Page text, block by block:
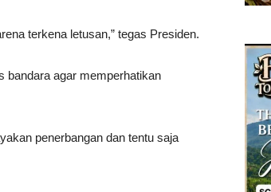
terkena letusan,” tegas Presiden.
bandara agar memperhatikan
penerbangan dan tentu saja